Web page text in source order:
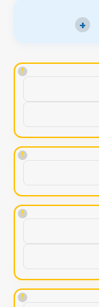
+
!
!
!
!